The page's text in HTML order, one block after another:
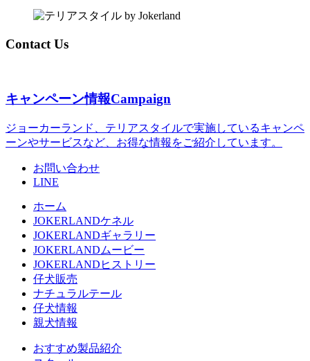
Contact Us
キャンペーン情報Campaign
ジョーカーランド、テリアスタイルで実施しているキャンペ
ーンやサービスなど、お得な情報をご紹介しています。
お問い合わせ
LINE
ホーム
JOKERLANDケネル
JOKERLANDギャラリー
JOKERLANDムービー
JOKERLANDヒストリー
仔犬販売
ナチュラルテール
仔犬情報
親犬情報
おすすめ製品紹介